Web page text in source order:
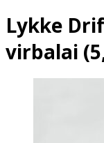
Lykke
virbalai